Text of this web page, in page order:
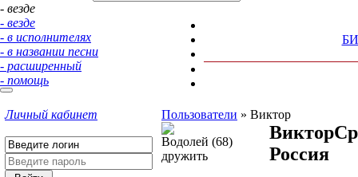
- везде
- везде
- в исполнителях
- в названии песни
- расширенный
- помощь
Личный кабинет Пользователи » Виктор
Водолей (68)
дружить
Виктор
Россия